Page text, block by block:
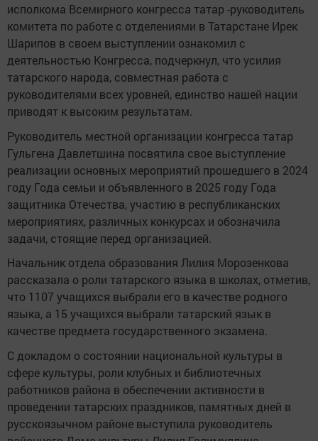
исполкома Всемирного конгресса татар -руководитель
комитета по работе с отделениями в Татарстане Ирек
Шарипов в своем выступлении ознакомил с
деятельностью Конгресса, подчеркнул, что усилия
татарского народа, совместная работа с
руководителями всех уровней, единство нашей нации
приводят к высоким результатам.
Руководитель местной организации конгресса татар
Гульгена Давлетшина посвятила свое выступление
реализации основных мероприятий прошедшего в 2024
году Года семьи и объявленного в 2025 году Года
защитника Отечества, участию в республиканских
мероприятиях, различных конкурсах и обозначила
задачи, стоящие перед организацией.
Начальник отдела образования Лилия Морозенкова
рассказала о роли татарского языка в школах, отметив,
что 1107 учащихся выбрали его в качестве родного
языка, а 15 учащихся выбрали татарский язык в
качестве предмета государственного экзамена.
С докладом о состоянии национальной культуры в
сфере культуры, роли клубных и библиотечных
работников района в обеспечении активности в
проведении татарских праздников, памятных дней в
русскоязычном районе выступила руководитель